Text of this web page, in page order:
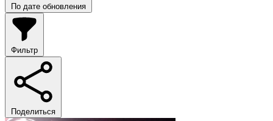
По дате обновления
Фильтр
Поделиться